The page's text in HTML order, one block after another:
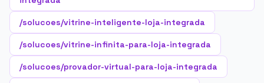
/solucoes/vitrine-inteligente-loja-integrada
/solucoes/vitrine-infinita-para-loja-integrada
/solucoes/provador-virtual-para-loja-integrada